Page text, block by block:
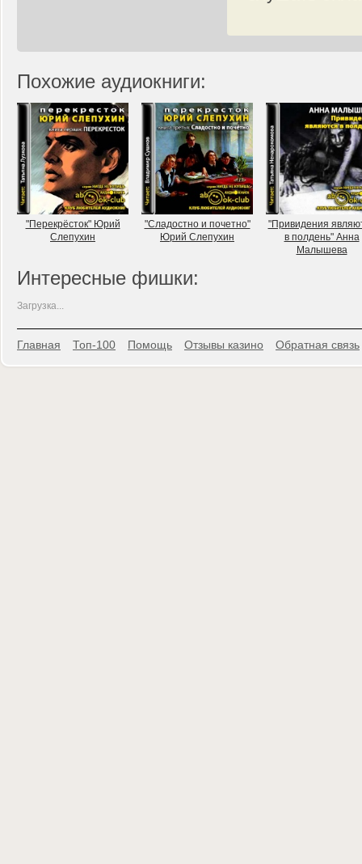
Похожие аудиокниги:
"Перекрёсток" Юрий
Слепухин
"Сладостно и почетно"
Юрий Слепухин
"Привидения
в полдень" Анна
Малышева
Интересные фишки:
Загрузка...
Главная Топ-100 Помощь Отзывы казино Обратная связь